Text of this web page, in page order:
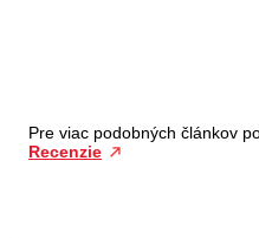
Pre viac podobných článkov
Recenzie